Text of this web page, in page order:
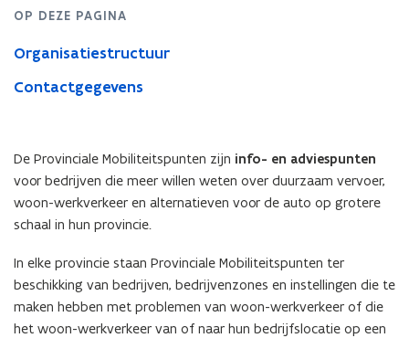
op:
Mobiliteitspunten
OP DEZE PAGINA
Organisatiestructuur
Contactgegevens
De Provinciale Mobiliteitspunten zijn info- en adviespunten
voor bedrijven die meer willen weten over duurzaam vervoer,
woon-werkverkeer en alternatieven voor de auto op grotere
schaal in hun provincie.
In elke provincie staan Provinciale Mobiliteitspunten ter
beschikking van bedrijven, bedrijvenzones en instellingen die te
maken hebben met problemen van woon-werkverkeer of die
het woon-werkverkeer van of naar hun bedrijfslocatie op een